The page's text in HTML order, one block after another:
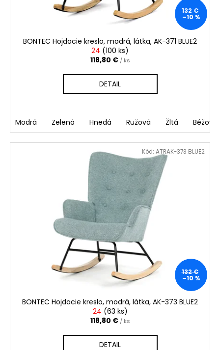
132 €
–10 %
BONTEC Hojdacie kreslo, modrá, látka, AK-371 BLUE2
24 (100 ks)
118,80 € / ks
DETAIL
Modrá Zelená Hnedá Ružová Žltá Béžová
132 €
–10 %
BONTEC Hojdacie kreslo, modrá, látka, AK-373 BLUE2
24 (63 ks)
118,80 € / ks
DETAIL
Kód: ATRAK-373 BLUE2